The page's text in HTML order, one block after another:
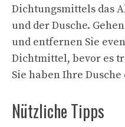
Dichtungsmittels das
und der Dusche.
und entfernen Sie
Dichtmittel, bevor es
Sie haben Ihre
Nützliche Tipps